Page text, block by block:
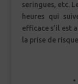
seringues, etc.
heures qui
efficace s’il est
la prise de